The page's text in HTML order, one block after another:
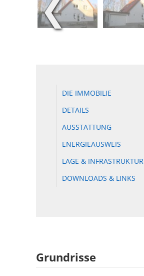
❮
DIE IMMOBILIE
DETAILS
AUSSTATTUNG
ENERGIEAUSWEIS
LAGE & INFRASTRUKTUR
DOWNLOADS & LINKS
Grundrisse